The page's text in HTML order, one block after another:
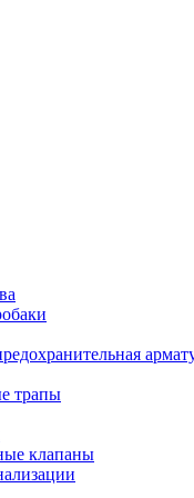
трапы
клапаны